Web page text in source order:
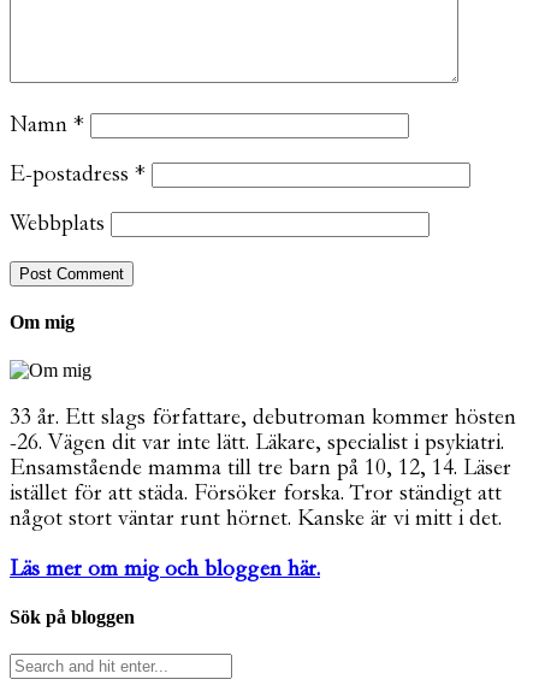
Namn *
E-postadress *
Webbplats
Om mig
33 år. Ett slags författare, debutroman kommer hösten
-26. Vägen dit var inte lätt. Läkare, specialist i psykiatri.
Ensamstående mamma till tre barn på 10, 12, 14. Läser
istället för att städa. Försöker forska. Tror ständigt att
något stort väntar runt hörnet. Kanske är vi mitt i det.
Läs mer om mig och bloggen här.
Sök på bloggen